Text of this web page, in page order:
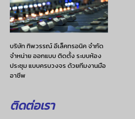
บริษัท ทิพวรรณ์ อีเล็คทรอนิค จำกัด
จำหน่าย ออกแบบ ติดตั้ง ระบบห้อง
ประชุม แบบครบวงจร ด้วยทีมงานมือ
อาชีพ
ติดต่อเรา